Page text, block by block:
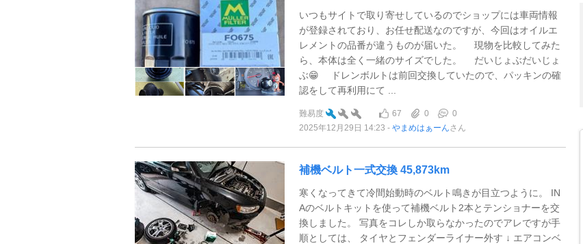
いつもサイトで取り寄せしているのでショップには車両情報
が登録されており、お任せ配送なのですが、今回はオイルエ
レメントの品番が違うものが届いた。 現物を比較してみた
ら、本体は全く一緒のサイズでした。 だいじょぶだいじょ
ぶ😁 ドレンボルトは前回交換していたので、パッキンの確
認をして再利用にて ...
難易度 67 0
0
2025年12月29日 14:23
やまめはぁーんさん
補機ベルト一式交換 45,873km
寒くなってきて冷間始動時のベルト鳴きが目立つように。 IN
Aのベルトキットを使って補機ベルト2本とテンショナーを交
換しました。 写真をコレしか取らなかったのでアレですが手
順としては、 タイヤとフェンダーライナー外す ↓ エアコンベ